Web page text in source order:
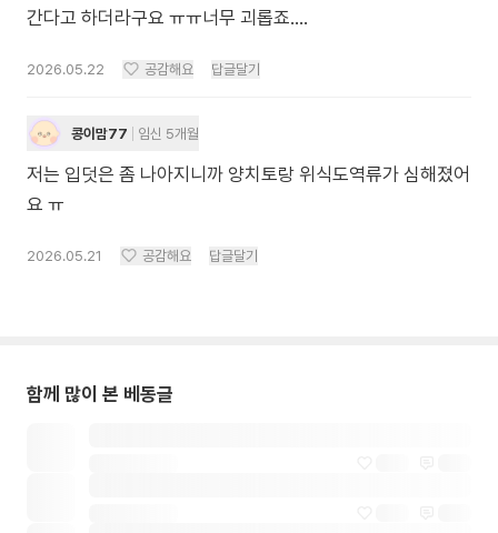
간다고 하더라구요 ㅠㅠ너무 괴롭죠….
2026.05.22 공감해요 답글달기
콩이맘77 임신 5개월
저는 입덧은 좀 나아지니까 양치토랑 위식도역류가 심해졌어
요 ㅠ
2026.05.21 공감해요 답글달기
함께 많이 본 베동글